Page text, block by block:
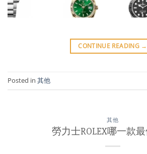
CONTINUE READING →
Posted in 其他
其他
勞力士ROLEX哪一款